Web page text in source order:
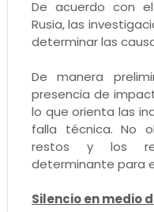
De acuerdo con
Rusia, las
determinar las
De manera
presencia de
lo que orienta las
falla técnica. No
restos y los
determinante para
Silencio en medio